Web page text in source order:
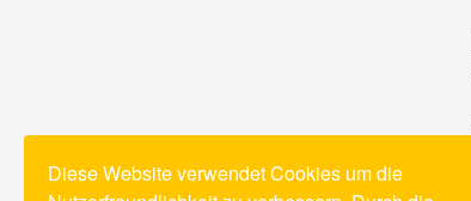
Diese Website verwendet Cookies um die